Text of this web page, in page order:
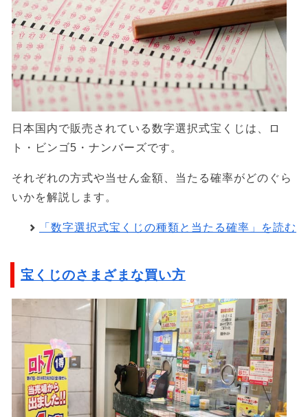
日本国内で販売されている数字選択式宝くじは、ロ
ト・ビンゴ5・ナンバーズです。
それぞれの方式や当せん金額、当たる確率がどのぐら
いかを解説します。
「数字選択式宝くじの種類と当たる確率」を読む
宝くじのさまざまな買い方